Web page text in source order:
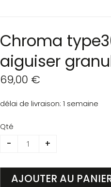
Chroma
aiguiser
69,00 €
délai de livraison 1 semaine
Qté
- +
AJOUTER AU